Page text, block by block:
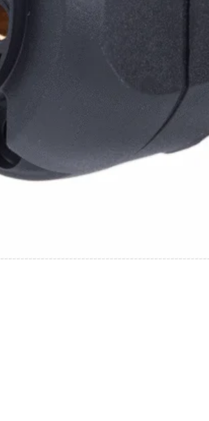
zachowują się na stronie,
jest wyświetlanie reklam, które są
strony trzeciej.